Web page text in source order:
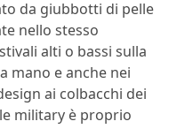
da giubbotti di pelle
nello stesso
alti o bassi sulla
mano e anche nei
ai colbacchi dei
military è proprio